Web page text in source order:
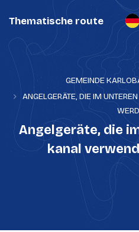
Thematische route
GEMEINDE
ANGELGERÄTE, DIE IM
Angelgeräte, die
kanal